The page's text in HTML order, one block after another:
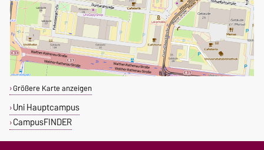
Größere Karte anzeigen
Uni Hauptcampus
CampusFINDER